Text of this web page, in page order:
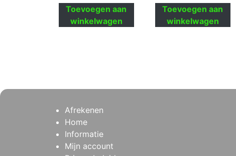
Toevoegen aan
winkelwagen
Toevoegen aan
winkelwagen
Afrekenen
Home
Informatie
Mijn account